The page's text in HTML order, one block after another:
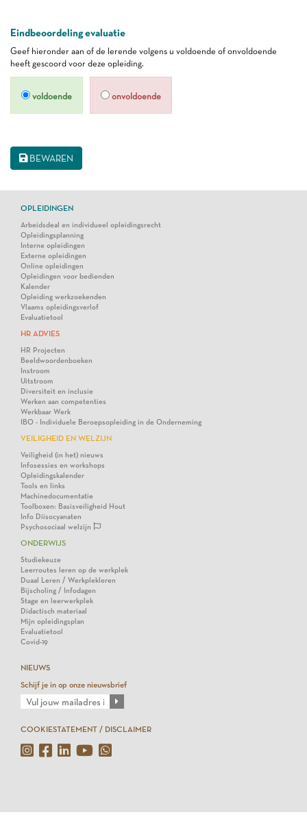
Eindbeoordeling evaluatie
Geef hieronder aan of de lerende volgens u voldoende of onvoldoende
heeft gescoord voor deze opleiding.
voldoende onvoldoende
BEWAREN
OPLEIDINGEN
Arbeidsdeal en individueel opleidingsrecht
Opleidingsplanning
Interne opleidingen
Externe opleidingen
Online opleidingen
Opleidingen voor bedienden
Kalender
Opleiding werkzoekenden
Vlaams opleidingsverlof
Evaluatietool
HR ADVIES
HR Projecten
Beeldwoordenboeken
Instroom
Uitstroom
Diversiteit en inclusie
Werken aan competenties
Werkbaar Werk
IBO - Individuele Beroepsopleiding in de Onderneming
VEILIGHEID EN WELZIJN
Veiligheid (in het) nieuws
Infosessies en workshops
Opleidingskalender
Tools en links
Machinedocumentatie
Toolboxen: Basisveiligheid Hout
Info Diisocyanaten
Psychosociaal welzijn
ONDERWIJS
Studiekeuze
Leerroutes leren op de werkplek
Duaal Leren / Werkplekleren
Bijscholing / Infodagen
Stage en leerwerkplek
Didactisch materiaal
Mijn opleidingsplan
Evaluatietool
Covid-19
NIEUWS
Schijf je in op onze nieuwsbrief
COOKIESTATEMENT / DISCLAIMER